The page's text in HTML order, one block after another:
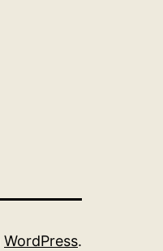
WordPress.